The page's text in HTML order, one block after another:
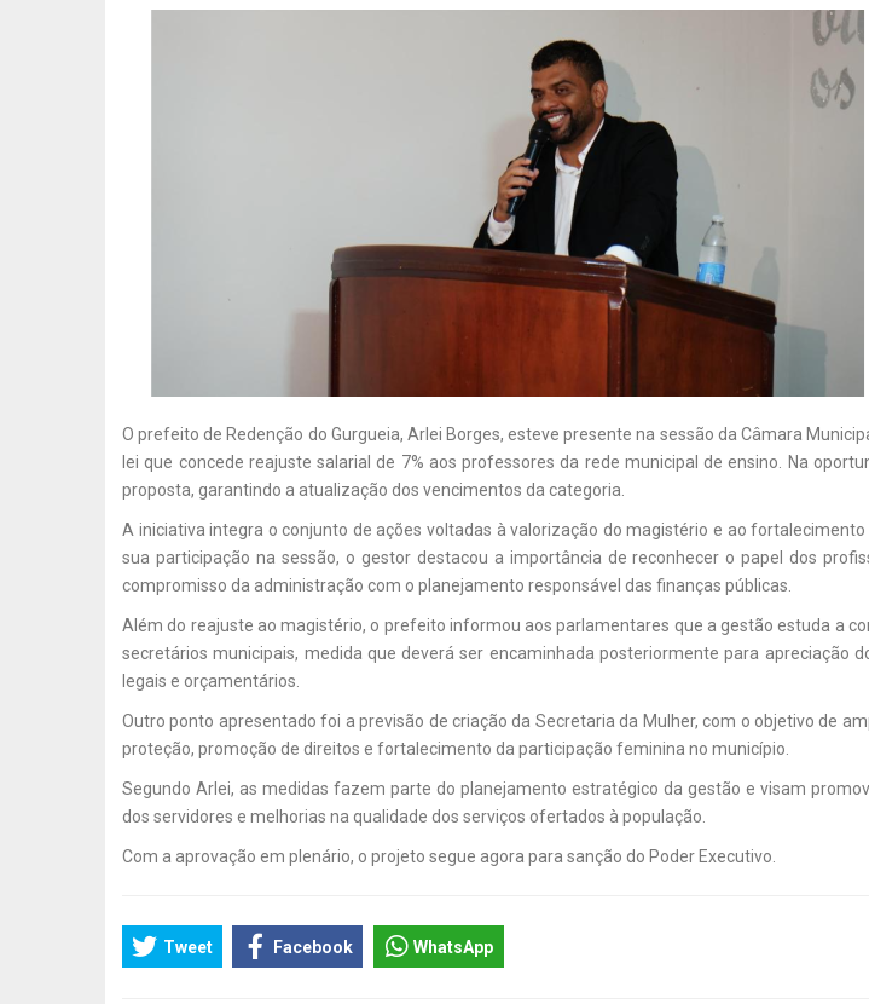
O prefeito de Redenção do Gurgueia, Arlei Borges, esteve presente na sessão da Câmara
lei que concede reajuste salarial de 7% aos professores da rede municipal de ensino. Na
proposta, garantindo a atualização dos vencimentos da categoria.
A iniciativa integra o conjunto de ações voltadas à valorização do magistério e ao
sua participação na sessão, o gestor destacou a importância de reconhecer o papel dos
compromisso da administração com o planejamento responsável das finanças públicas.
Além do reajuste ao magistério, o prefeito informou aos parlamentares que a gestão estuda a
secretários municipais, medida que deverá ser encaminhada posteriormente para apreciação
legais e orçamentários.
Outro ponto apresentado foi a previsão de criação da Secretaria da Mulher, com o objetivo de
proteção, promoção de direitos e fortalecimento da participação feminina no município.
Segundo Arlei, as medidas fazem parte do planejamento estratégico da gestão e visam
dos servidores e melhorias na qualidade dos serviços ofertados à população.
Com a aprovação em plenário, o projeto segue agora para sanção do Poder Executivo.
Tweet Facebook WhatsApp